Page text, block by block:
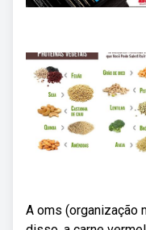
A oms (organização